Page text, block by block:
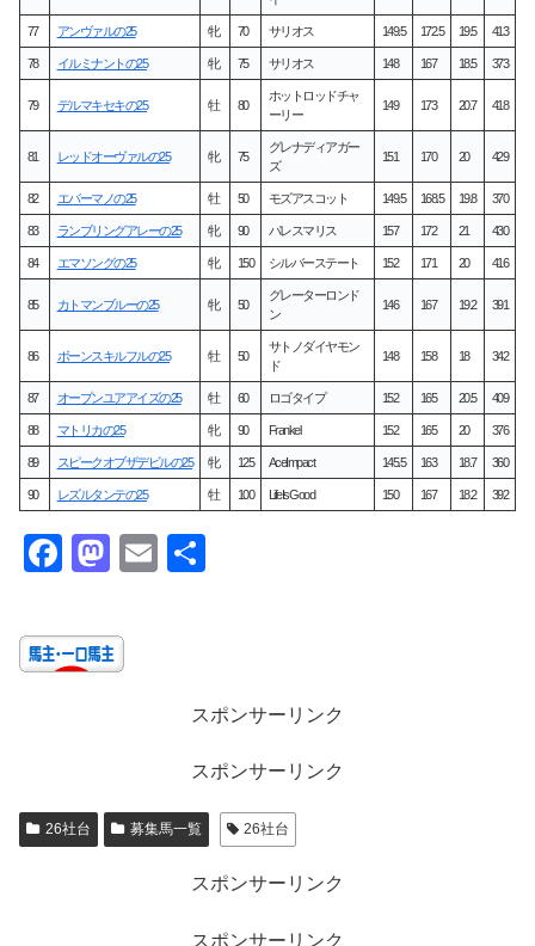
77 アンヴァルの25 牝 70 サリオス 149.5 172.5 19.5 413
78 イルミナントの25 牝 75 サリオス 148 167 18.5 373
79 デルマキセキの25 牡 80
ホットロッドチャ
ーリー
149 173 20.7 418
81 レッドオーヴァルの25 牝 75
グレナディアガー
ズ
151 170 20 429
82 エバーマノの25 牡 50 モズアスコット 149.5 168.5 19.8 370
83 ランブリングアレーの25 牝 90 パレスマリス 157 172 21 430
84 エマソングの25 牝 150 シルバーステート 152 171 20 416
85 カトマンブルーの25 牝 50
グレーターロンド
ン
146 167 19.2 391
86 ボーンスキルフルの25 牡 50
サトノダイヤモン
ド
148 158 18 342
87 オープンユアアイズの25 牡 60 ロゴタイプ 152 165 20.5 409
88 マトリカの25 牝 90 Frankel 152 165 20 376
89 スピークオブザデビルの25 牝 125 Ace Impact 145.5 163 18.7 360
90 レズルタンテの25 牡 100 Life Is Good 150 167 18.2 392
F
c
e
k
M
st
o
E
スポンサーリンク
スポンサーリンク
26社台 募集馬一覧 26社台
スポンサーリンク
スポンサーリンク